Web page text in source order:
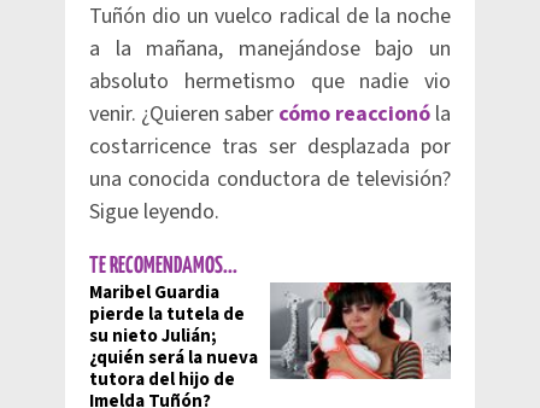
Tuñón dio un vuelco radical de la noche
a la mañana, manejándose bajo un
absoluto hermetismo que nadie vio
venir. ¿Quieren saber cómo reaccionó la
costarricence tras ser desplazada por
una conocida conductora de televisión?
Sigue leyendo.
TE RECOMENDAMOS...
Maribel Guardia
pierde la tutela de
su nieto Julián;
¿quién será la nueva
tutora del hijo de
Imelda Tuñón?